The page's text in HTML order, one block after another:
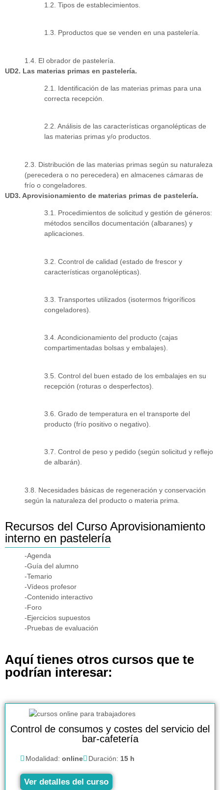
1.2. Tipos de establecimientos.
1.3. Pproductos que se venden en una pastelería.
1.4. El obrador de pastelería.
UD2. Las materias primas en pastelería.
2.1. Identificación de las materias primas para una
correcta recepción.
2.2. Análisis de las características organolépticas de
las materias primas y/o productos.
2.3. Distribución de las materias primas según su naturaleza
(perecedera o no perecedera) en almacenes cámaras de
frío o congeladores.
UD3. Aprovisionamiento de materias primas de pastelería.
3.1. Procedimientos de solicitud y gestión de géneros:
métodos sencillos documentación (albaranes) y
aplicaciones.
3.2. Ccontrol de calidad (estado de frescor y
características organolépticas).
3.3. Transportes utilizados (isotermos frigoríficos
congeladores).
3.4. Acondicionamiento del producto (cajas
compartimentadas bolsas y embalajes).
3.5. Control del buen estado de los embalajes en su
recepción (roturas o desperfectos).
3.6. Grado de temperatura en el transporte del
producto (frío positivo o negativo).
3.7. Control de peso y pedido (según solicitud y reflejo
de albarán).
3.8. Necesidades básicas de regeneración y conservación
según la naturaleza del producto o materia prima.
Recursos del Curso Aprovisionamiento
interno en pastelería
-Agenda
-Guía del alumno
-Temario
-Vídeos profesor
-Contenido interactivo
-Foro
-Ejercicios supuestos
-Pruebas de evaluación
Aquí tienes otros cursos que te
podrían interesar:
Control de consumos y costes del servicio del
bar-cafetería
Modalidad: online Duración: 15 h
Ver detalles del curso